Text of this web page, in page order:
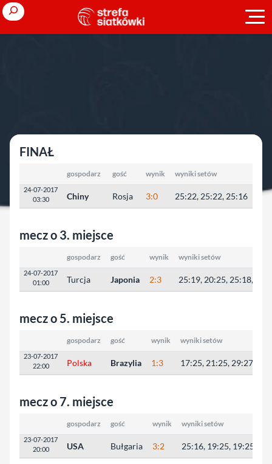
Przejdź
do
treści
Search
FINAŁ
gospodarz gość wynik wyniki setów
24-07-2017
03:30
Chiny Rosja 3:0 25:22, 25:22, 25:16
mecz o 3. miejsce
gospodarz gość wynik wyniki setów
24-07-2017
01:00
Turcja Japonia 2:3 25:19, 20:25, 25:18,
mecz o 5. miejsce
gospodarz gość wynik wyniki setów
23-07-2017
22:00
Polska Brazylia 1:3 17:25, 21:25, 29:27,
mecz o 7. miejsce
gospodarz gość wynik wyniki setów
23-07-2017
20:00
USA Bułgaria 3:2 25:16, 19:25, 19:25,